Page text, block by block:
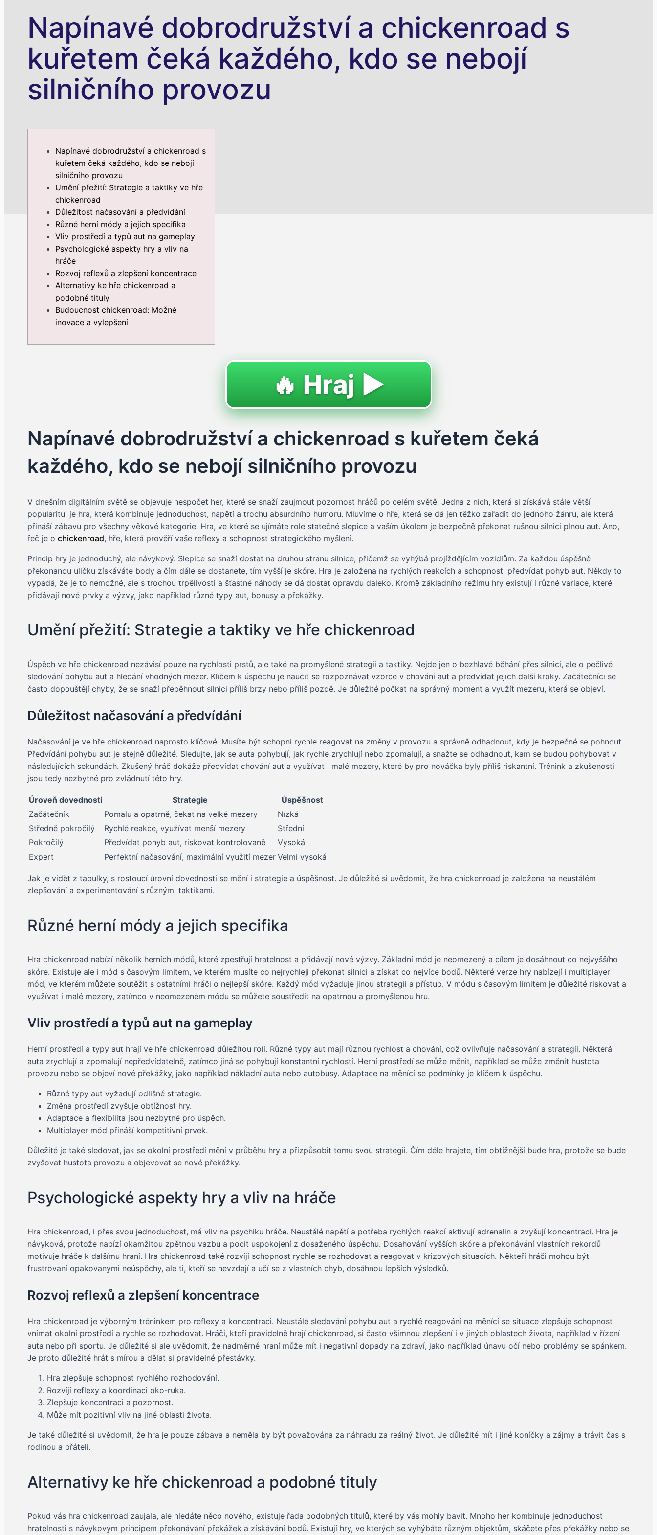
Napínavé dobrodružství a chickenroad s
kuřetem čeká každého, kdo se nebojí
silničního provozu
Napínavé dobrodružství a chickenroad s
kuřetem čeká každého, kdo se nebojí
silničního provozu
Umění přežití: Strategie a taktiky ve hře
chickenroad
Důležitost načasování a předvídání
Různé herní módy a jejich specifika
Vliv prostředí a typů aut na gameplay
Psychologické aspekty hry a vliv na
hráče
Rozvoj reflexů a zlepšení koncentrace
Alternativy ke hře chickenroad a
podobné tituly
Budoucnost chickenroad: Možné
inovace a vylepšení
🔥 Hraj ▶️
Napínavé dobrodružství a chickenroad s kuřetem čeká
každého, kdo se nebojí silničního provozu
V dnešním digitálním světě se objevuje nespočet her, které se snaží zaujmout pozornost hráčů po celém světě. Jedna z nich, která si získává stále větší
popularitu, je hra, která kombinuje jednoduchost, napětí a trochu absurdního humoru. Mluvíme o hře, která se dá jen těžko zařadit do jednoho žánru, ale která
přináší zábavu pro všechny věkové kategorie. Hra, ve které se ujímáte role statečné slepice a vaším úkolem je bezpečně překonat rušnou silnici plnou aut. Ano,
řeč je o chickenroad, hře, která prověří vaše reflexy a schopnost strategického myšlení.
Princip hry je jednoduchý, ale návykový. Slepice se snaží dostat na druhou stranu silnice, přičemž se vyhýbá projíždějícím vozidlům. Za každou úspěšně
překonanou uličku získáváte body a čím dále se dostanete, tím vyšší je skóre. Hra je založena na rychlých reakcích a schopnosti předvídat pohyb aut. Někdy to
vypadá, že je to nemožné, ale s trochou trpělivosti a šťastné náhody se dá dostat opravdu daleko. Kromě základního režimu hry existují i různé variace, které
přidávají nové prvky a výzvy, jako například různé typy aut, bonusy a překážky.
Umění přežití: Strategie a taktiky ve hře chickenroad
Úspěch ve hře chickenroad nezávisí pouze na rychlosti prstů, ale také na promyšlené strategii a taktiky. Nejde jen o bezhlavé běhání přes silnici, ale o pečlivé
sledování pohybu aut a hledání vhodných mezer. Klíčem k úspěchu je naučit se rozpoznávat vzorce v chování aut a předvídat jejich další kroky. Začátečníci se
často dopouštějí chyby, že se snaží přeběhnout silnici příliš brzy nebo příliš pozdě. Je důležité počkat na správný moment a využít mezeru, která se objeví.
Důležitost načasování a předvídání
Načasování je ve hře chickenroad naprosto klíčové. Musíte být schopni rychle reagovat na změny v provozu a správně odhadnout, kdy je bezpečné se pohnout.
Předvídání pohybu aut je stejně důležité. Sledujte, jak se auta pohybují, jak rychle zrychlují nebo zpomalují, a snažte se odhadnout, kam se budou pohybovat v
následujících sekundách. Zkušený hráč dokáže předvídat chování aut a využívat i malé mezery, které by pro nováčka byly příliš riskantní. Trénink a zkušenosti
jsou tedy nezbytné pro zvládnutí této hry.
Úroveň dovednosti Strategie
Úspěšnost
Začátečník
Pomalu a opatrně, čekat na velké mezery
Nízká
Středně pokročilý
Rychlé reakce, využívat menší mezery
Střední
Pokročilý
Předvídat pohyb aut, riskovat kontrolovaně
Vysoká
Expert
Perfektní načasování, maximální využití mezer Velmi vysoká
Jak je vidět z tabulky, s rostoucí úrovní dovednosti se mění i strategie a úspěšnost. Je důležité si uvědomit, že hra chickenroad je založena na neustálém
zlepšování a experimentování s různými taktikami.
Různé herní módy a jejich specifika
Hra chickenroad nabízí několik herních módů, které zpestřují hratelnost a přidávají nové výzvy. Základní mód je neomezený a cílem je dosáhnout co nejvyššího
skóre. Existuje ale i mód s časovým limitem, ve kterém musíte co nejrychleji překonat silnici a získat co nejvíce bodů. Některé verze hry nabízejí i multiplayer
mód, ve kterém můžete soutěžit s ostatními hráči o nejlepší skóre. Každý mód vyžaduje jinou strategii a přístup. V módu s časovým limitem je důležité riskovat a
využívat i malé mezery, zatímco v neomezeném módu se můžete soustředit na opatrnou a promyšlenou hru.
Vliv prostředí a typů aut na gameplay
Herní prostředí a typy aut hrají ve hře chickenroad důležitou roli. Různé typy aut mají různou rychlost a chování, což ovlivňuje načasování a strategii. Některá
auta zrychlují a zpomalují nepředvídatelně, zatímco jiná se pohybují konstantní rychlostí. Herní prostředí se může měnit, například se může změnit hustota
provozu nebo se objeví nové překážky, jako například nákladní auta nebo autobusy. Adaptace na měnící se podmínky je klíčem k úspěchu.
Různé typy aut vyžadují odlišné strategie.
Změna prostředí zvyšuje obtížnost hry.
Adaptace a flexibilita jsou nezbytné pro úspěch.
Multiplayer mód přináší kompetitivní prvek.
Důležité je také sledovat, jak se okolní prostředí mění v průběhu hry a přizpůsobit tomu svou strategii. Čím déle hrajete, tím obtížnější bude hra, protože se bude
zvyšovat hustota provozu a objevovat se nové překážky.
Psychologické aspekty hry a vliv na hráče
Hra chickenroad, i přes svou jednoduchost, má vliv na psychiku hráče. Neustálé napětí a potřeba rychlých reakcí aktivují adrenalin a zvyšují koncentraci. Hra je
návyková, protože nabízí okamžitou zpětnou vazbu a pocit uspokojení z dosaženého úspěchu. Dosahování vyšších skóre a překonávání vlastních rekordů
motivuje hráče k dalšímu hraní. Hra chickenroad také rozvíjí schopnost rychle se rozhodovat a reagovat v krizových situacích. Někteří hráči mohou být
frustrovaní opakovanými neúspěchy, ale ti, kteří se nevzdají a učí se z vlastních chyb, dosáhnou lepších výsledků.
Rozvoj reflexů a zlepšení koncentrace
Hra chickenroad je výborným tréninkem pro reflexy a koncentraci. Neustálé sledování pohybu aut a rychlé reagování na měnící se situace zlepšuje schopnost
vnímat okolní prostředí a rychle se rozhodovat. Hráči, kteří pravidelně hrají chickenroad, si často všimnou zlepšení i v jiných oblastech života, například v řízení
auta nebo při sportu. Je důležité si ale uvědomit, že nadměrné hraní může mít i negativní dopady na zdraví, jako například únavu očí nebo problémy se spánkem.
Je proto důležité hrát s mírou a dělat si pravidelné přestávky.
Hra zlepšuje schopnost rychlého rozhodování.
Rozvíjí reflexy a koordinaci oko-ruka.
Zlepšuje koncentraci a pozornost.
Může mít pozitivní vliv na jiné oblasti života.
Je také důležité si uvědomit, že hra je pouze zábava a neměla by být považována za náhradu za reálný život. Je důležité mít i jiné koníčky a zájmy a trávit čas s
rodinou a přáteli.
Alternativy ke hře chickenroad a podobné tituly
Pokud vás hra chickenroad zaujala, ale hledáte něco nového, existuje řada podobných titulů, které by vás mohly bavit. Mnoho her kombinuje jednoduchost
hratelnosti s návykovým principem překonávání překážek a získávání bodů. Existují hry, ve kterých se vyhýbáte různým objektům, skáčete přes překážky nebo se